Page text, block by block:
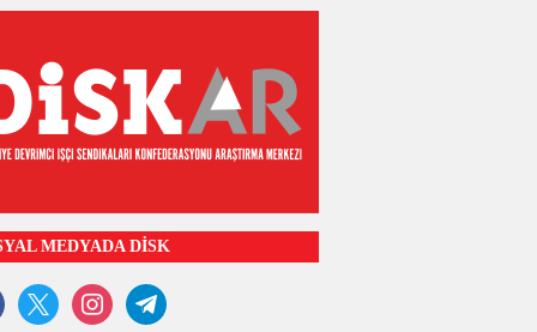
MEDYADA DİSK
x instagramtelegram